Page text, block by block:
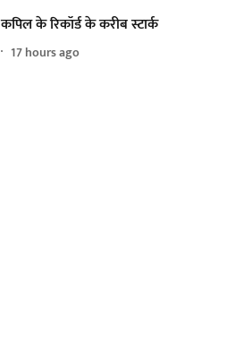
कपिल के रिकॉर्ड के करीब स्टार्क
17 hours ago